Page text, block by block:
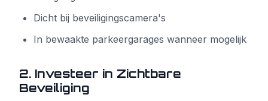
Dicht bij beveiligingscamera's
In bewaakte parkeergarages wanneer mogelijk
2. Investeer in Zichtbare
Beveiliging